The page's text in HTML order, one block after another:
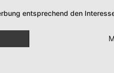
entsprechend den